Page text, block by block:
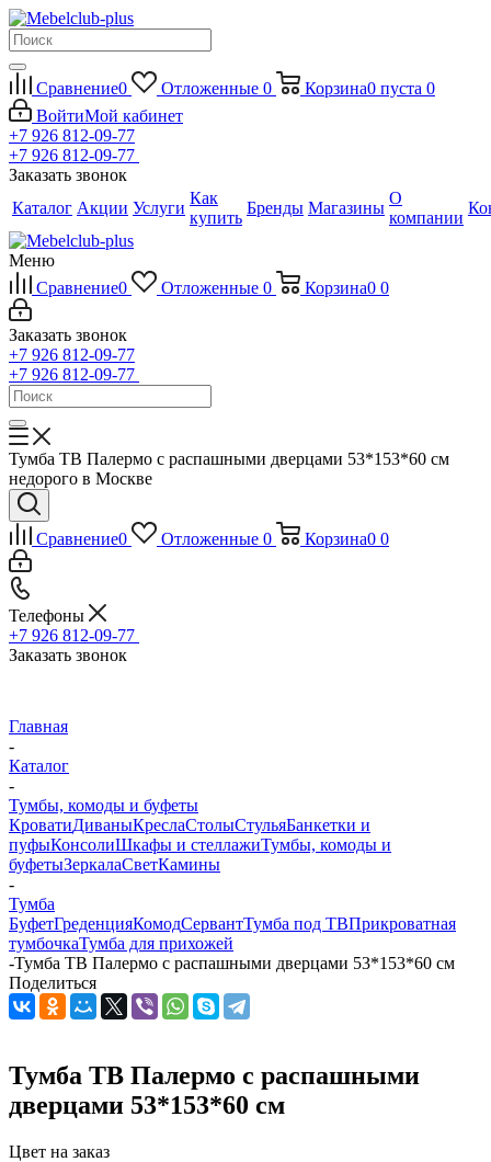
Сравнение0 Отложенные 0 Корзина0 пуста 0
ВойтиМой кабинет
+7 926 812-09-77
+7 926 812-09-77
Заказать звонок
Каталог Акции Услуги
Как
купить
Бренды Магазины
О
компании
Меню
Сравнение0 Отложенные 0 Корзина0 0
Заказать звонок
+7 926 812-09-77
+7 926 812-09-77
Тумба ТВ Палермо с распашными дверцами 53*153*60 см
недорого в Москве
Сравнение0 Отложенные 0 Корзина0 0
Телефоны
+7 926 812-09-77
Заказать звонок
Главная
-
Каталог
-
Тумбы, комоды и буфеты
КроватиДиваныКреслаСтолыСтульяБанкетки и
пуфыКонсолиШкафы и стеллажиТумбы, комоды и
буфетыЗеркалаСветКамины
-
Тумба
БуфетГреденцияКомодСервантТумба под ТВПрикроватная
тумбочкаТумба для прихожей
-Тумба ТВ Палермо с распашными дверцами 53*153*60 см
Поделиться
Тумба ТВ Палермо с распашными
дверцами 53*153*60 см
Цвет на заказ